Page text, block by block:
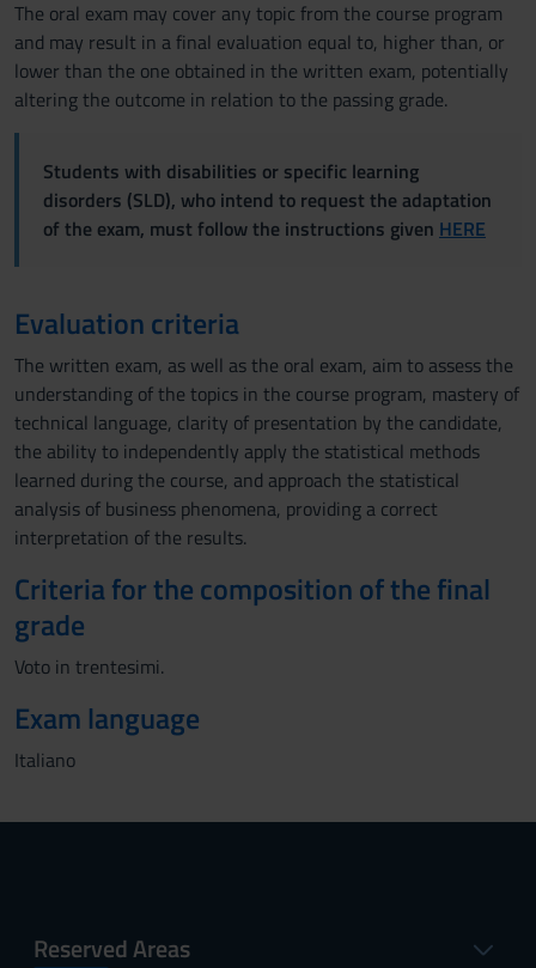
The oral exam may cover any topic from the course program
and may result in a final evaluation equal to, higher than, or
lower than the one obtained in the written exam, potentially
altering the outcome in relation to the passing grade.
Students with disabilities or specific learning
disorders (SLD), who intend to request the adaptation
of the exam, must follow the instructions given HERE
Evaluation criteria
The written exam, as well as the oral exam, aim to assess the
understanding of the topics in the course program, mastery of
technical language, clarity of presentation by the candidate,
the ability to independently apply the statistical methods
learned during the course, and approach the statistical
analysis of business phenomena, providing a correct
interpretation of the results.
Criteria for the composition of the final
grade
Voto in trentesimi.
Exam language
Italiano
Reserved Areas